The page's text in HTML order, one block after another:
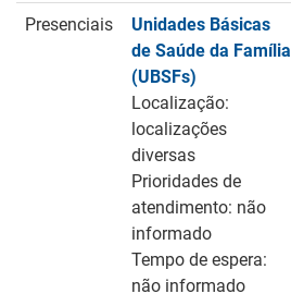
Presenciais
Unidades Básicas
de Saúde da Família
(UBSFs)
Localização:
localizações
diversas
Prioridades de
atendimento: não
informado
Tempo de espera:
não informado